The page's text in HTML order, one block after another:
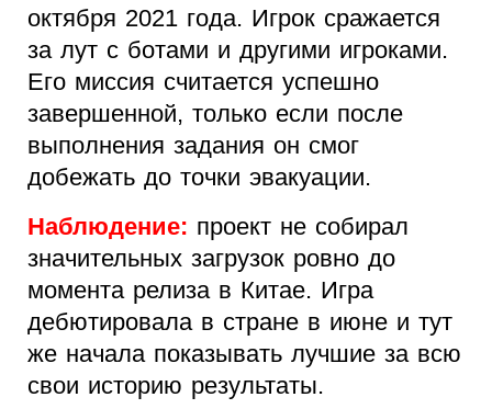
октября 2021 года. Игрок сражается
за лут с ботами и другими игроками.
Его миссия считается успешно
завершенной, только если после
выполнения задания он смог
добежать до точки эвакуации.
Наблюдение: проект не собирал
значительных загрузок ровно до
момента релиза в Китае. Игра
дебютировала в стране в июне и тут
же начала показывать лучшие за всю
свои историю результаты.